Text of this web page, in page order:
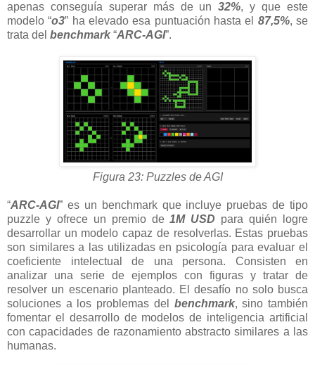
apenas conseguía superar más de un32%, y que este
modelo “o3” ha elevado esa puntuación hasta el 87,5%, se
trata del benchmark “ARC-AGI”.
Figura 23: Puzzles de AGI
“ARC-AGI” es un benchmark que incluye pruebas de tipo
puzzle y ofrece un premio de1M USD para quién logre
desarrollar un modelo capaz de resolverlas. Estas pruebas
son similares a las utilizadas en psicología para evaluar el
coeficiente intelectual de una persona. Consisten en
analizar una serie de ejemplos con figuras y tratar de
resolver un escenario planteado. El desafío no solo busca
soluciones a los problemas del benchmark, sino también
fomentar el desarrollo de modelos de inteligencia artificial
con capacidades de razonamiento abstracto similares a las
humanas.